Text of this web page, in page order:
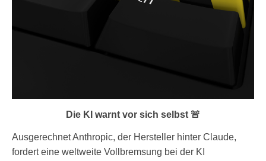
Die KI warnt vor sich selbst 🚨
Ausgerechnet Anthropic, der Hersteller hinter Claude,
fordert eine weltweite Vollbremsung bei der KI